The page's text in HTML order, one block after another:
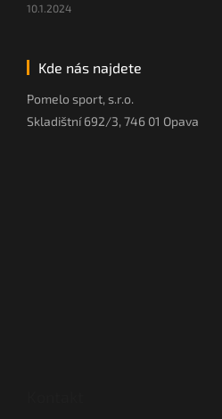
10.1.2024
Kde nás najdete
Pomelo sport, s.r.o.
Skladištní 692/3, 746 01 Opava